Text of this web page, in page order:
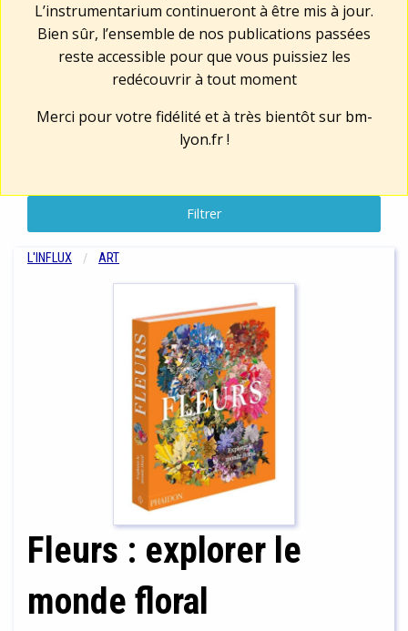
L’instrumentarium continueront à être mis à jour.
Bien sûr, l’ensemble de nos publications passées
reste accessible pour que vous puissiez les
redécouvrir à tout moment
Merci pour votre fidélité et à très bientôt sur bm-
lyon.fr!
Filtrer
L'INFLUX ART
Fleurs : explorer le
monde floral